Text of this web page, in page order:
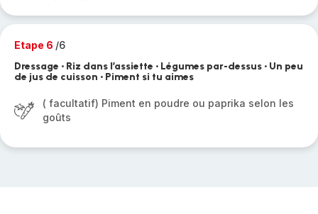
Etape 6 /6
Dressage • Riz dans l’assiette • Légumes par-dessus • Un peu
de jus de cuisson • Piment si tu aimes
( facultatif) Piment en poudre ou paprika selon les
goûts